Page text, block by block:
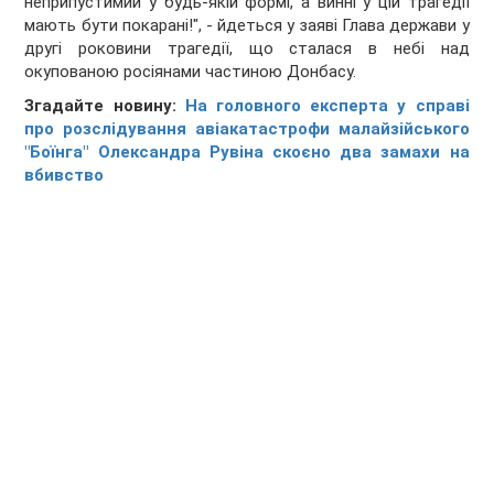
мають бути покарані!", - йдеться у заяві Глава держави у
другі роковини трагедії, що сталася в небі над
окупованою росіянами частиною Донбасу.
Згадайте новину: На головного експерта у справі
про розслідування авіакатастрофи малайзійського
"Боїнга" Олександра Рувіна скоєно два замахи на
вбивство